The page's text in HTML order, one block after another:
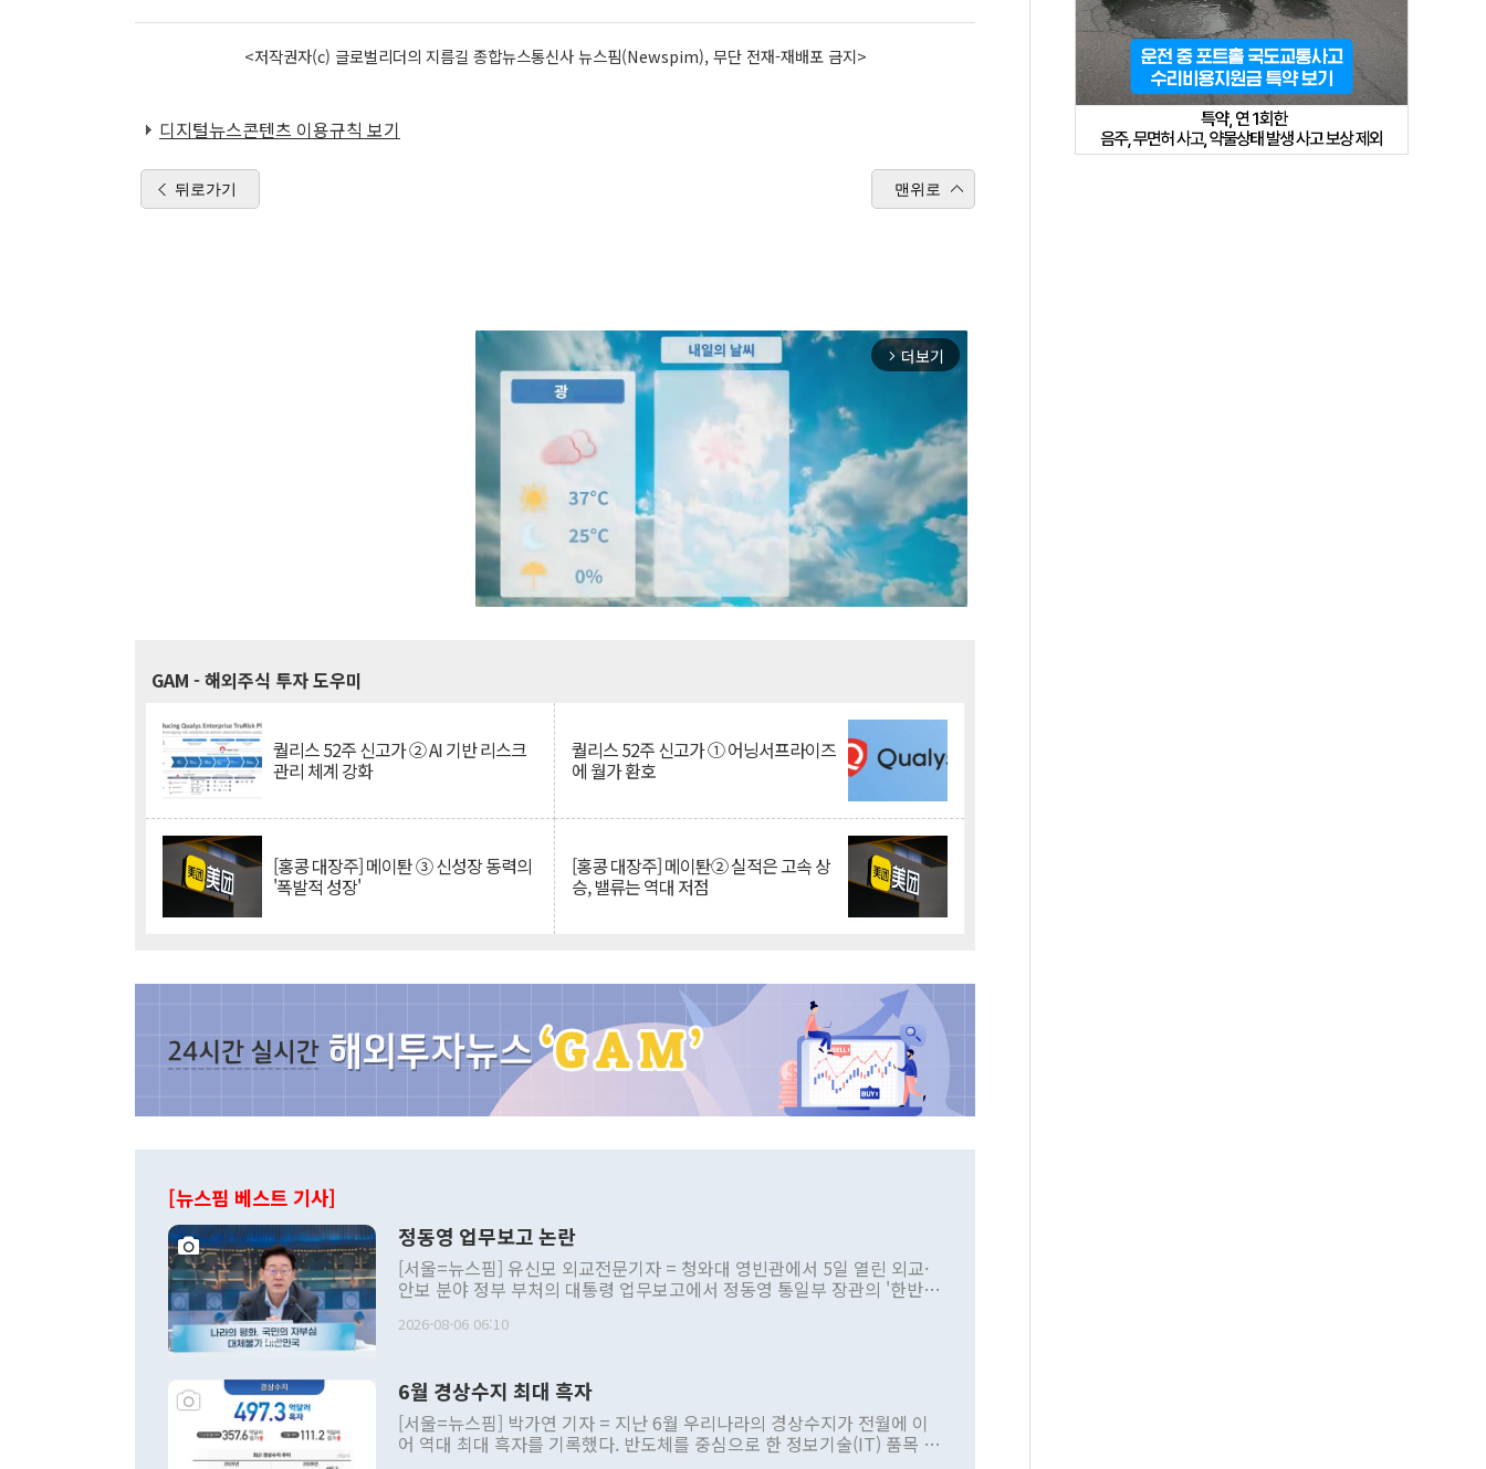
<저작권자(c) 글로벌리더의 지름길 종합뉴스통신사 뉴스핌(Newspim), 무단 전재-재배포 금지>
디지털뉴스콘텐츠 이용규칙 보기
뒤로가기 맨위로
arrow_forward_ios 더보기
GAM - 해외주식 투자 도우미
퀄리스 52주 신고가 ② AI 기반 리스크
관리 체계 강화
퀄리스 52주 신고가 ① 어닝서프라이즈
에 월가 환호
[홍콩 대장주] 메이퇀 ③ 신성장 동력의
'폭발적 성장'
[홍콩 대장주] 메이퇀② 실적은 고속 상
승, 밸류는 역대 저점
[뉴스핌 베스트 기사]
정동영 업무보고 논란
[서울=뉴스핌] 유신모 외교전문기자 = 청와대 영빈관에서 5일 열린 외교·
안보 분야 정부 부처의 대통령 업무보고에서 정동영 통일부 장관의 '한반도
발언 중에는 정부 내 조율을 거치지 않은 사안을 정책으로 추진하겠다고 공
주의적 희망에 근거한 비현실적 구상'이라는 비판을 내놨다. 그동안 정 장
관의 대북 정책 관련 발언이 물의를 빚은 적은 여러 번 있지만 대통령과 유
관 부처 장관이 공개적으로 부정적 입장을 표명한 것은 이례적이다. 정 장
관의 무리한 대북 접근법과 월권을 제어해야 한다는 목소리도 높아지고 있
2026-08-06 06:10
6월 경상수지 최대 흑자
[서울=뉴스핌] 박가연 기자 = 지난 6월 우리나라의 경상수지가 전월에 이
어 역대 최대 흑자를 기록했다. 반도체를 중심으로 한 정보기술(IT) 품목 수